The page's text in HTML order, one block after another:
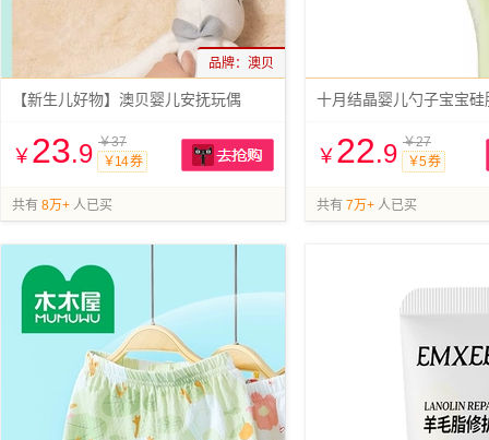
【新生儿好物】澳贝婴儿安抚玩偶
品牌： 澳贝
￥ 23.9 ￥37
￥14 券
共有 8万+ 人已买
十月结晶婴儿勺子宝宝硅
￥ 22.9 ￥27
￥5 券
共有 7万+ 人已买